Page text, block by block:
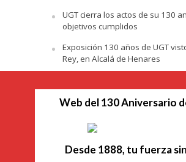
UGT cierra los actos de su 130
objetivos cumplidos
Exposición 130 años de UGT
Rey, en Alcalá de Henares
Web del 130 Aniversario
Desde 1888, tu fuerza